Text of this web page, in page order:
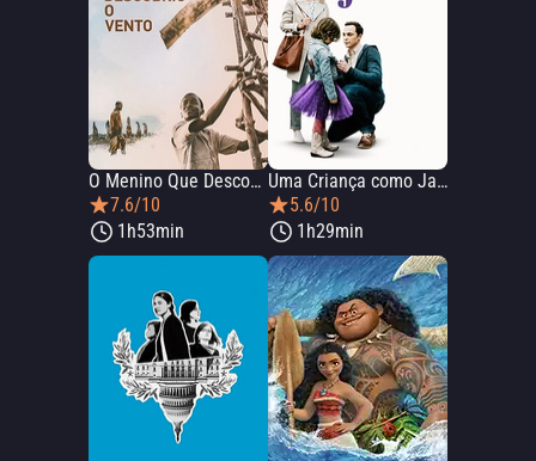
O Menino Que Descobriu o Vento
7.6/10
1h53min
Uma Criança como Jake
5.6/10
1h29min